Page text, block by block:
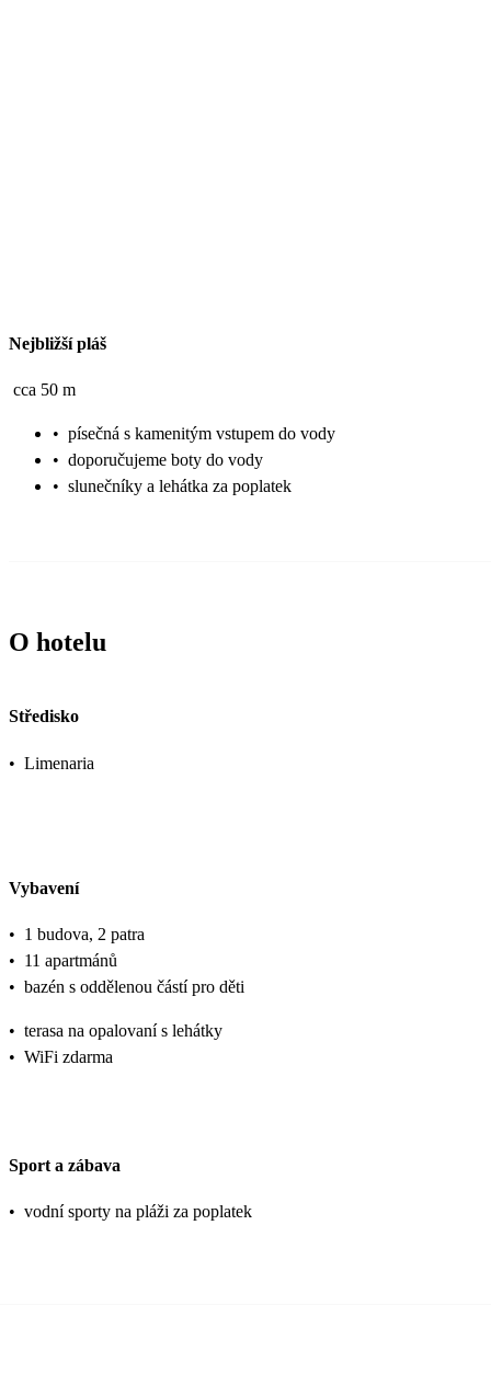
Nejbližší pláš
cca 50 m
• písečná s kamenitým vstupem do vody
• doporučujeme boty do vody
• slunečníky a lehátka za poplatek
O hotelu
Středisko
• Limenaria
Vybavení
• 1 budova, 2 patra
• 11 apartmánů
• bazén s oddělenou částí pro děti
• terasa na opalovaní s lehátky
• WiFi zdarma
Sport a zábava
• vodní sporty na pláži za poplatek